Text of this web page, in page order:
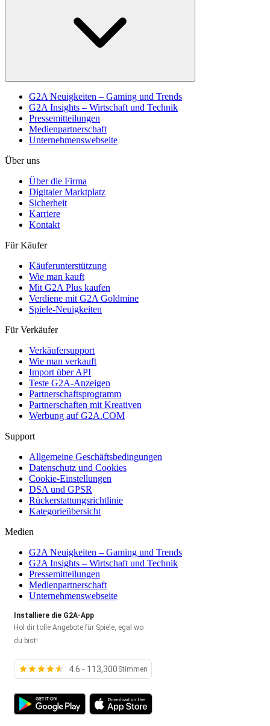
G2A Neuigkeiten – Gaming und Trends
G2A Insights – Wirtschaft und Technik
Pressemitteilungen
Medienpartnerschaft
Unternehmenswebseite
Über uns
Über die Firma
Digitaler Marktplatz
Sicherheit
Karriere
Kontakt
Für Käufer
Käuferunterstützung
Wie man kauft
Mit G2A Plus kaufen
Verdiene mit G2A Goldmine
Spiele-Neuigkeiten
Für Verkäufer
Verkäufersupport
Wie man verkauft
Import über API
Teste G2A-Anzeigen
Partnerschaftsprogramm
Partnerschaften mit Kreativen
Werbung auf G2A.COM
Support
Allgemeine Geschäftsbedingungen
Datenschutz und Cookies
Cookie-Einstellungen
DSA und GPSR
Rückerstattungsrichtlinie
Kategorieübersicht
Medien
G2A Neuigkeiten – Gaming und Trends
G2A Insights – Wirtschaft und Technik
Pressemitteilungen
Medienpartnerschaft
Unternehmenswebseite
Installiere die G2A-App
Hol dir tolle Angebote für Spiele, egal wo
du bist!
4.6 - 113,300 Stimmen